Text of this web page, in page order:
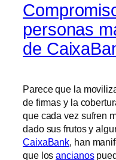
personas
de
Parece que la
de firmas y la
que cada vez sufren
dado sus frutos y
CaixaBank, han
que losancianos